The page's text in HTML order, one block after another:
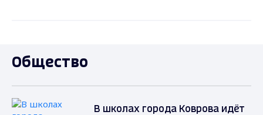
Общество
В школах города Коврова идёт